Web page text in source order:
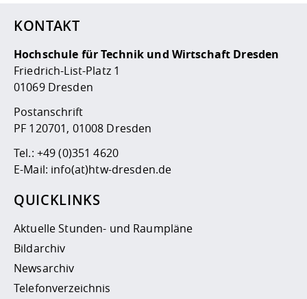
KONTAKT
Hochschule für Technik und Wirtschaft Dresden
Friedrich-List-Platz 1
01069 Dresden
Postanschrift
PF 120701, 01008 Dresden
Tel.: +49 (0)351 4620
E-Mail: info(at)htw-dresden.de
QUICKLINKS
Aktuelle Stunden- und Raumpläne
Bildarchiv
Newsarchiv
Telefonverzeichnis